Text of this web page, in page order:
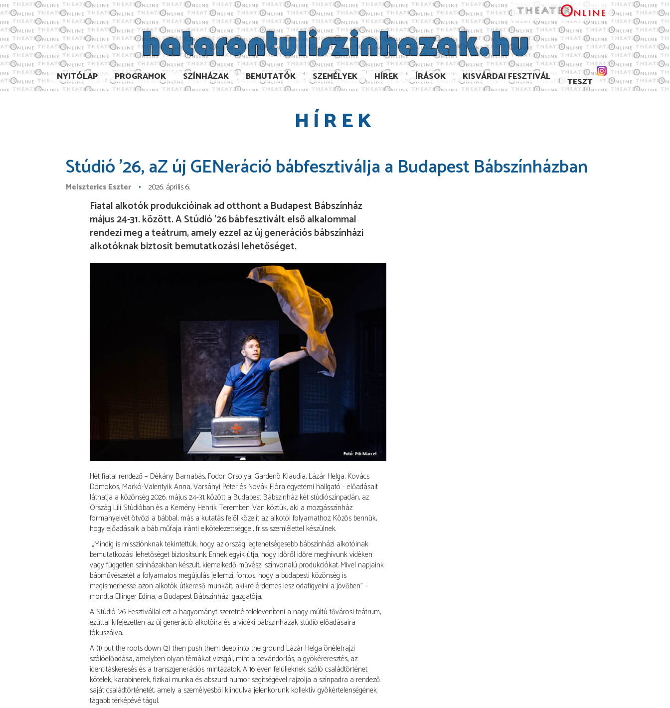
NYITÓLAP PROGRAMOK SZÍNHÁZAK BEMUTATÓK SZEMÉLYEK HÍREK ÍRÁSOK KISVÁRDAI FESZTIVÁL TESZT
HÍREK
Stúdió ’26, aZ új GENeráció bábfesztiválja a Budapest Bábszínházban
Meiszterics Eszter 2026. április 6.
Fiatal alkotók produkcióinak ad otthont a Budapest Bábszínház
május 24-31. között. A Stúdió ’26 bábfesztivált első alkalommal
rendezi meg a teátrum, amely ezzel az új generációs bábszínházi
alkotóknak biztosít bemutatkozási lehetőséget.
Hét fiatal rendező – Dékány Barnabás, Fodor Orsolya, Gardenö Klaudia, Lázár Helga, Kovács
Domokos, Markó-Valentyik Anna, Varsányi Péter és Novák Flóra egyetemi hallgató - előadásait
láthatja a közönség 2026. május 24-31. között a Budapest Bábszínház két stúdiószínpadán, az
Ország Lili Stúdióban és a Kemény Henrik Teremben. Van köztük, aki a mozgásszínház
formanyelvét ötvözi a bábbal, más a kutatás felől közelít az alkotói folyamathoz. Közös bennük,
hogy előadásaik a báb műfaja iránti elkötelezettséggel, friss szemlélettel készülnek.
„Mindig is missziónknak tekintettük, hogy az ország legtehetségesebb bábszínházi alkotóinak
bemutatkozási lehetőséget biztosítsunk. Ennek egyik útja, hogy időről időre meghívunk vidéken
vagy független színházakban készült, kiemelkedő művészi színvonalú produkciókat. Mivel napjaink
bábművészetét a folyamatos megújulás jellemzi, fontos, hogy a budapesti közönség is
megismerhesse azon alkotók útkereső munkáit, akikre érdemes lesz odafigyelni a jövőben” –
mondta Ellinger Edina, a Budapest Bábszínház igazgatója.
A Stúdió ’26 Fesztivállal ezt a hagyományt szeretné feleleveníteni a nagy múltú fővárosi teátrum,
ezúttal kifejezetten az új generáció alkotóira és a vidéki bábszínházak stúdió előadásaira
fókuszálva.
A (1) put the roots down (2) then push them deep into the ground Lázár Helga önéletrajzi
szólóelőadása, amelyben olyan témákat vizsgál, mint a bevándorlás, a gyökéreresztés, az
identitáskeresés és a transzgenerációs mintázatok. A 16 éven felülieknek szóló családtörténet
kötelek, karabinerek, fizikai munka és abszurd humor segítségével rajzolja a színpadra a rendező
saját családtörténetét, amely a személyesből kiindulva jelenkorunk kollektív gyökértelenségének
tágabb térképévé tágul.